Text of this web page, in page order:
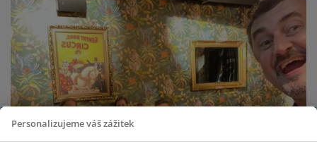
Personalizujeme váš zážitek